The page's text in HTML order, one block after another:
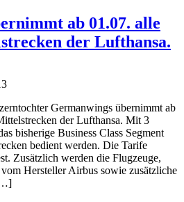
ab 01.07. alle
der Lufthansa.
Germanwings übernimmt ab
der Lufthansa. Mit 3
bisherige Business Class Segment
bedient werden. Die Tarife
Zusätzlich werden die Flugzeuge,
Hersteller Airbus sowie zusätzliche